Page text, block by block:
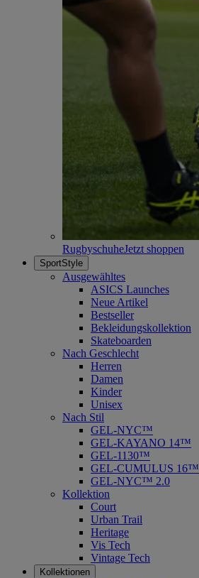
RugbyschuheJetzt shoppen
SportStyle
Ausgewähltes
ASICS Launches
Neue Artikel
Bestseller
Bekleidungskollektion
Skateboarden
Nach Geschlecht
Herren
Damen
Kinder
Unisex
Nach Stil
GEL-NYC™
GEL-KAYANO 14™
GEL-1130™
GEL-CUMULUS 16™
GEL-NYC™ 2.0
Kollektion
Court
Urban Trail
Heritage
Vis Tech
Vintage Tech
Kollektionen